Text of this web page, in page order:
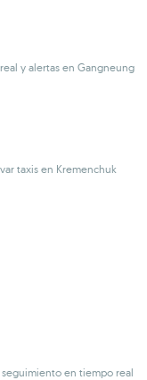
y alertas en Gangneung
taxis en Kremenchuk
seguimiento en tiempo real